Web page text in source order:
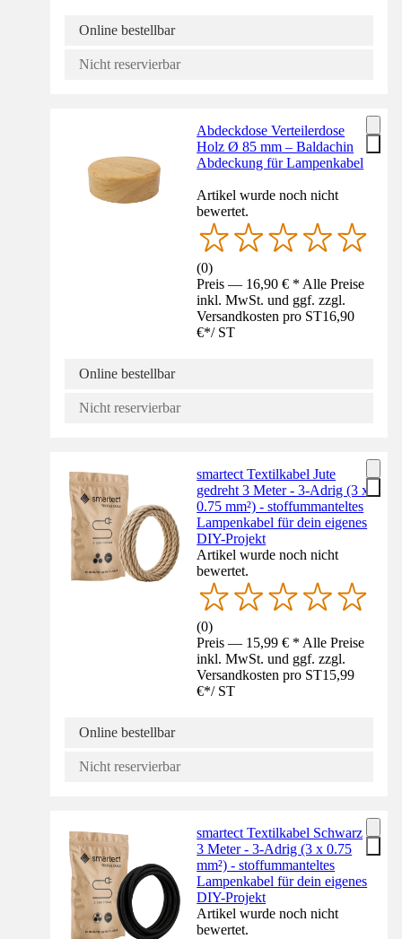
Online bestellbar
Nicht reservierbar
Abdeckdose Verteilerdose
Holz Ø 85 mm – Baldachin
Abdeckung für Lampenkabel
Artikel wurde noch nicht
bewertet.
(0)
Preis — 16,90 € * Alle Preise
inkl. MwSt. und ggf. zzgl.
Versandkosten pro ST16,90
€*/ ST
Online bestellbar
Nicht reservierbar
smartect Textilkabel Jute
gedreht 3 Meter - 3-Adrig (3 x
0.75 mm²) - stoffummanteltes
Lampenkabel für dein eigenes
DIY-Projekt
Artikel wurde noch nicht
bewertet.
(0)
Preis — 15,99 € * Alle Preise
inkl. MwSt. und ggf. zzgl.
Versandkosten pro ST15,99
€*/ ST
Online bestellbar
Nicht reservierbar
smartect Textilkabel Schwarz
3 Meter - 3-Adrig (3 x 0.75
mm²) - stoffummanteltes
Lampenkabel für dein eigenes
DIY-Projekt
Artikel wurde noch nicht
bewertet.